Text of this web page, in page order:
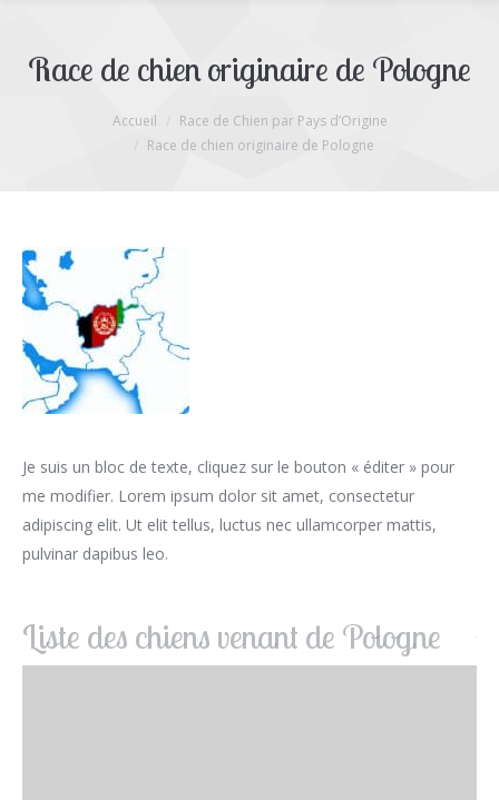
Race de chien originaire de Pologne
Vous êtes ici :Accueil
Race de Chien par Pays d’Origine
Race de chien originaire de Pologne
Je suis un bloc de texte, cliquez sur le bouton « éditer » pour
me modifier. Lorem ipsum dolor sit amet, consectetur
adipiscing elit. Ut elit tellus, luctus nec ullamcorper mattis,
pulvinar dapibus leo.
Liste des chiens venant de Pologne